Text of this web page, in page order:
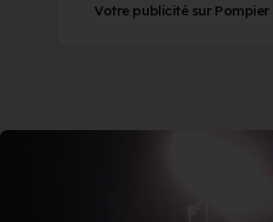
Votre publicité sur Pompier